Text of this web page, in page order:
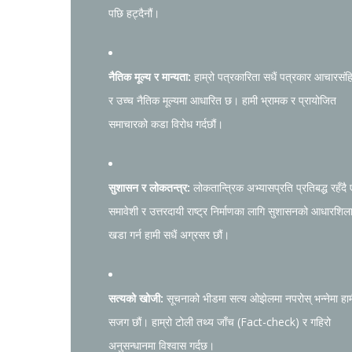
पछि हट्दैनौं।
नैतिक मूल्य र मान्यता: हाम्रो पत्रकारिता सधैं पत्रकार
र उच्च नैतिक मूल्यमा आधारित छ। हामी भ्रामक र प्रायोजित
समाचारको कडा विरोध गर्दछौं।
सुशासन र लोकतन्त्र: लोकतान्त्रिक अभ्यासप्रति प्रतिबद्ध रहँदै
समावेशी र उत्तरदायी राष्ट्र निर्माणका लागि सुशासनको आधारशिला
खडा गर्न हामी सधैं अग्रसर छौं।
सत्यको खोजी: सूचनाको भीडमा सत्य ओझेलमा नपरोस् भन्नेमा
सजग छौं। हाम्रो टोली तथ्य जाँच (Fact-check) र गहिरो
अनुसन्धानमा विश्वास गर्दछ।